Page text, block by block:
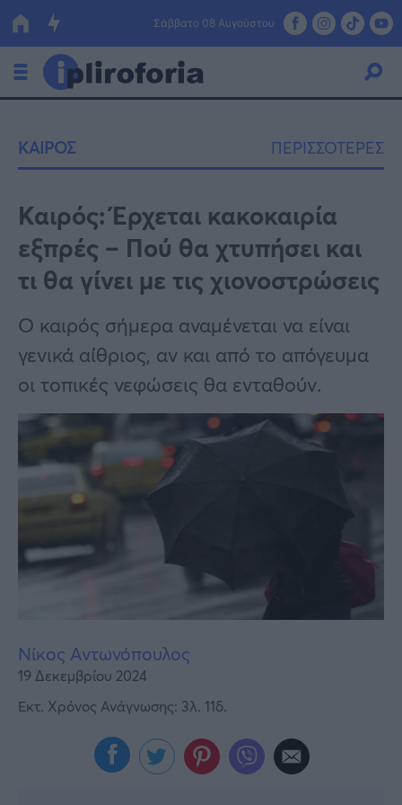
Σάββατο 08 Αυγούστου
Οικονομία
Πολιτική
Τράπεζες
Επιδοτήσεις
ΕΣΠΑ
Κόσμος
Lifestyle
Αθλητικά
Υγεία
Γυναίκα
Καιρός
ΚΑΙΡΟΣ ΠΕΡΙΣΣΟΤΕΡΕΣ
Καιρός: Έρχεται κακοκαιρία
εξπρές – Πού θα χτυπήσει και
τι θα γίνει με τις χιονοστρώσεις
Ο καιρός σήμερα αναμένεται να είναι
γενικά αίθριος, αν και από το απόγευμα
οι τοπικές νεφώσεις θα ενταθούν.
Νίκος Αντωνόπουλος
19 Δεκεμβρίου 2024
Εκτ. Χρόνος Ανάγνωσης: 3λ. 11δ.